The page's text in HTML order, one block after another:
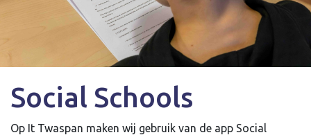
Social Schools
Op It Twaspan maken wij gebruik van de app Social